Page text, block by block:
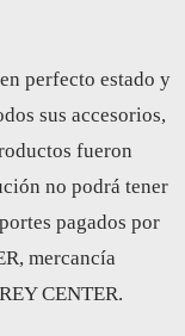
perfecto estado y
sus accesorios,
fueron
no podrá tener
pagados por
mercancía
CENTER.